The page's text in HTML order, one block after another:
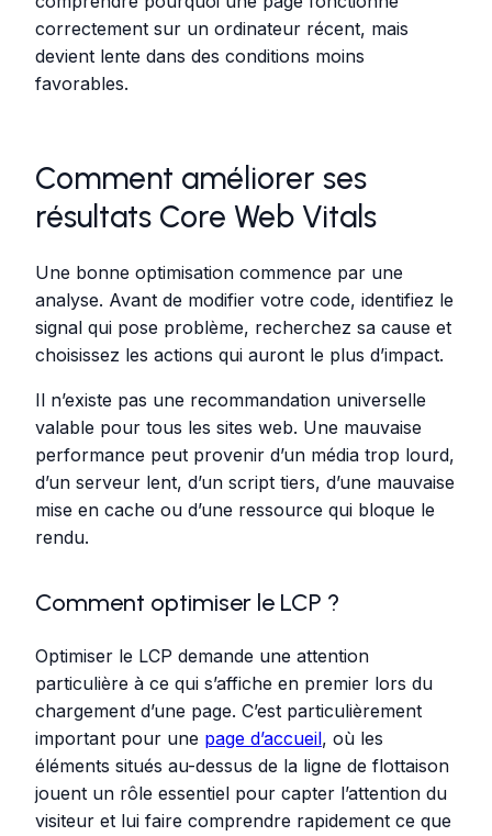
correctement sur un ordinateur récent, mais
devient lente dans des conditions moins
favorables.
Comment améliorer ses
résultats Core Web Vitals
Une bonne optimisation commence par une
analyse. Avant de modifier votre code, identifiez le
signal qui pose problème, recherchez sa cause et
choisissez les actions qui auront le plus d’impact.
Il n’existe pas une recommandation universelle
valable pour tous les sites web. Une mauvaise
performance peut provenir d’un média trop lourd,
d’un serveur lent, d’un script tiers, d’une mauvaise
mise en cache ou d’une ressource qui bloque le
rendu.
Comment optimiser le LCP ?
Optimiser le LCP demande une attention
particulière à ce qui s’affiche en premier lors du
chargement d’une page. C’est particulièrement
important pour une page d’accueil, où les
éléments situés au-dessus de la ligne de flottaison
jouent un rôle essentiel pour capter l’attention du
visiteur et lui faire comprendre rapidement ce que